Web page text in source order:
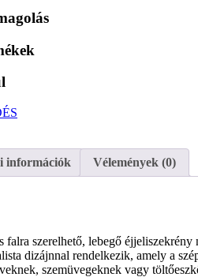
információk Vélemények (0)
falra szerelhető, lebegő
dizájnnal rendelkezik, amely a
szemüvegeknek vagy